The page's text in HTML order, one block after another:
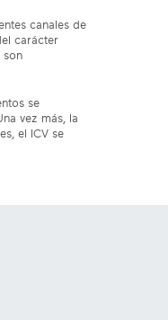
canales de
carácter
son
se
vez más, la
el ICV se